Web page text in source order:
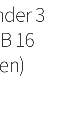
3
16